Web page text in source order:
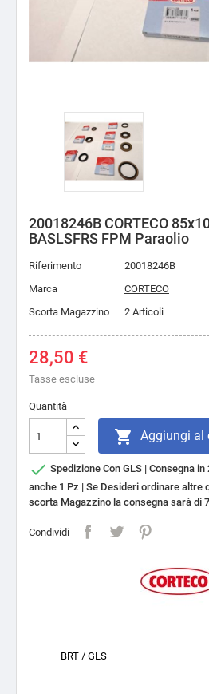
20018246B CORTECO
BASLSFRS FPM Paraolio
Riferimento
20018246B
Marca
CORTECO
Scorta Magazzino
2 Articoli
28,50 €
Tasse escluse
Quantità
 Aggiungi al
 Spedizione Con GLS | Consegna
anche 1 Pz | Se Desideri ordinare altre
scorta Magazzino la consegna sarà di
Condividi
BRT / GLS